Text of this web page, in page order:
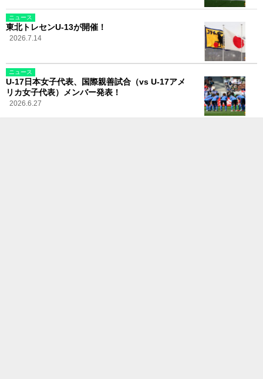
ニュース
東北トレセンU-13が開催！
2026.7.14
ニュース
U-17日本女子代表、国際親善試合（vs U-17アメ
リカ女子代表）メンバー発表！
2026.6.27